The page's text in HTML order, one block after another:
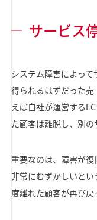
サービス
システム障害によっ
得られるはずだった
えば自社が運営する
た顧客は離脱し、別の
重要なのは、障害が
非常にむずかしいと
度離れた顧客が再び戻